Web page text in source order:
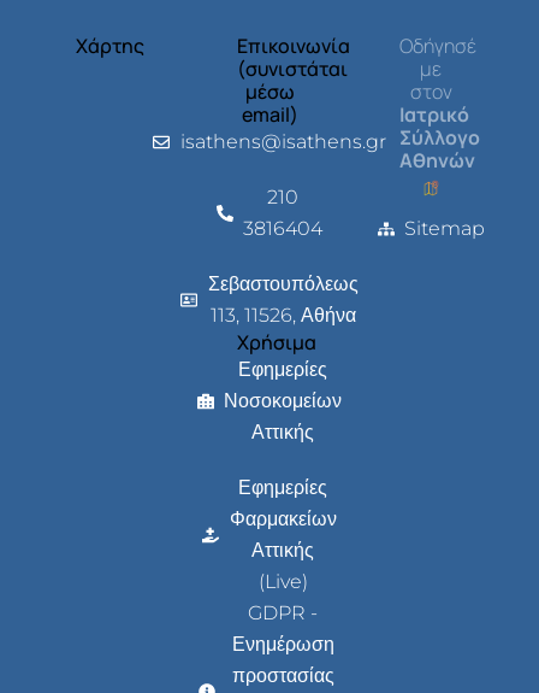
Χάρτης
Επικοινωνία
(συνιστάται
μέσω
email)
isathens@isathens.gr
210
3816404
Σεβαστουπόλεως
113, 11526, Αθήνα
Χρήσιμα
Εφημερίες
Νοσοκομείων
Αττικής
Εφημερίες
Φαρμακείων
Αττικής
(Live)
GDPR -
Ενημέρωση
προστασίας
Οδήγησέ
με
στον
Ιατρικό
Σύλλογο
Αθηνών
Sitemap